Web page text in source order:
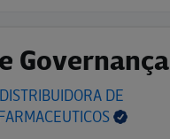
Governança
DE
FARMACEUTICOS